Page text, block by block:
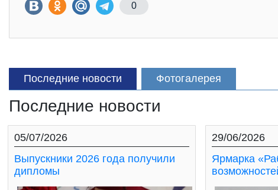
0
Последние новости Фотогалерея
Последние новости
05/07/2026
Выпускники 2026 года получили
дипломы
29/06/2026
Ярмарка